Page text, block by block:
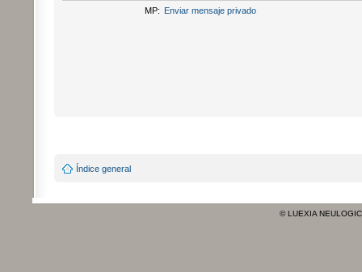
MP: Enviar mensaje privado
Índice general
© LUEXIA